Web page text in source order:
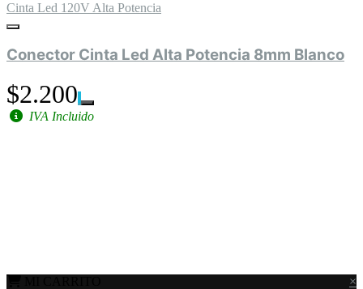
Cinta Led 120V Alta Potencia
Conector Cinta Led Alta Potencia 8mm Blanco
$2.200
IVA Incluido
×